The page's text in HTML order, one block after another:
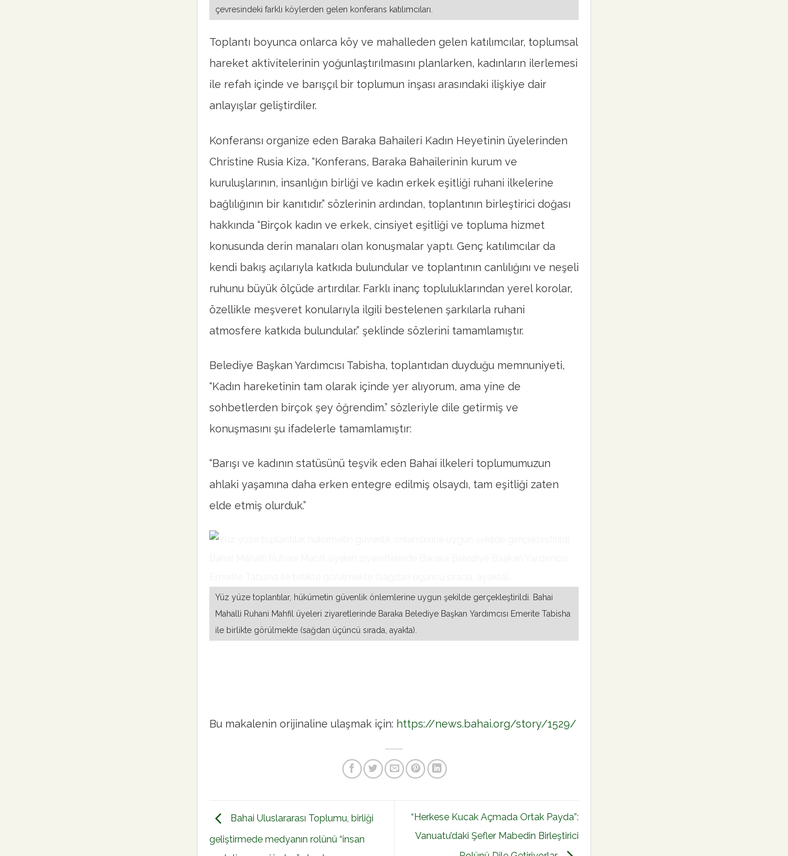
çevresindeki farklı köylerden gelen konferans katılımcıları.
Toplantı boyunca onlarca köy ve mahalleden gelen katılımcılar, toplumsal
hareket aktivitelerinin yoğunlaştırılmasını planlarken, kadınların ilerlemesi
ile refah içinde ve barışçıl bir toplumun inşası arasındaki ilişkiye dair
anlayışlar geliştirdiler.
Konferansı organize eden Baraka Bahaileri Kadın Heyetinin üyelerinden
Christine Rusia Kiza, “Konferans, Baraka Bahailerinin kurum ve
kuruluşlarının, insanlığın birliği ve kadın erkek eşitliği ruhani ilkelerine
bağlılığının bir kanıtıdır.” sözlerinin ardından, toplantının birleştirici doğası
hakkında “Birçok kadın ve erkek, cinsiyet eşitliği ve topluma hizmet
konusunda derin manaları olan konuşmalar yaptı. Genç katılımcılar da
kendi bakış açılarıyla katkıda bulundular ve toplantının canlılığını ve neşeli
ruhunu büyük ölçüde artırdılar. Farklı inanç topluluklarından yerel korolar,
özellikle meşveret konularıyla ilgili bestelenen şarkılarla ruhani
atmosfere katkıda bulundular.” şeklinde sözlerini tamamlamıştır.
Belediye Başkan Yardımcısı Tabisha, toplantıdan duyduğu memnuniyeti,
“Kadın hareketinin tam olarak içinde yer alıyorum, ama yine de
sohbetlerden birçok şey öğrendim.” sözleriyle dile getirmiş ve
konuşmasını şu ifadelerle tamamlamıştır:
“Barışı ve kadının statüsünü teşvik eden Bahai ilkeleri toplumumuzun
ahlaki yaşamına daha erken entegre edilmiş olsaydı, tam eşitliği zaten
elde etmiş olurduk.”
Yüz yüze toplantılar, hükümetin güvenlik önlemlerine uygun şekilde gerçekleştirildi. Bahai
Mahalli Ruhani Mahfil üyeleri ziyaretlerinde Baraka Belediye Başkan Yardımcısı Emerite Tabisha
ile birlikte görülmekte (sağdan üçüncü sırada, ayakta).
Bu makalenin orijinaline ulaşmak için: https://news.bahai.org/story/1529/
Bahai Uluslararası Toplumu, birliği
geliştirmede medyanın rolünü “insan
“Herkese Kucak Açmada Ortak Payda”:
Vanuatu’daki Şefler Mabedin Birleştirici